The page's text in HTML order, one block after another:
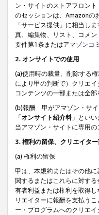
ン・サイトのストアフロント
のセッションは、Amazonの
「サービス提供」に相当し
真、編集物、リスト、コメ
要件第1条またはアマゾンコ
2. オンサイトでの使用
(a)使用時の裁量、削除する
により甲の判断で）クリエ
コンテンツの一部または全
(b)報酬 甲がアマゾン・サイ
「オンサイト紹介料」といい
当アマゾン・サイトに専用
3. 権利の留保、クリエイタ
(a) 権利の留保
甲は、本規約またはその他
関するまたはこれらに対す
有者利益または権利を取得
リエイターに報酬を支払う
ー・プログラムへのクリエ